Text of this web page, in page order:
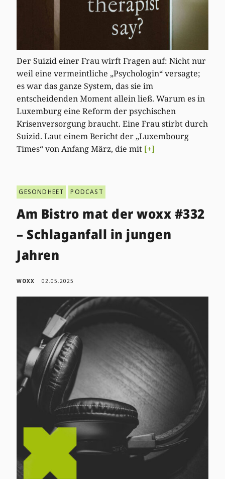
Der Suizid einer Frau wirft Fragen auf: Nicht nur
weil eine vermeintliche „Psychologin“ versagte;
es war das ganze System, das sie im
entscheidenden Moment allein ließ. Warum es in
Luxemburg eine Reform der psychischen
Krisenversorgung braucht. Eine Frau stirbt durch
Suizid. Laut einem Bericht der „Luxembourg
Times“ von Anfang März, die mit [+]
GESONDHEET PODCAST
Am Bistro mat der woxx #332
– Schlaganfall in jungen
Jahren
WOXX 02.05.2025